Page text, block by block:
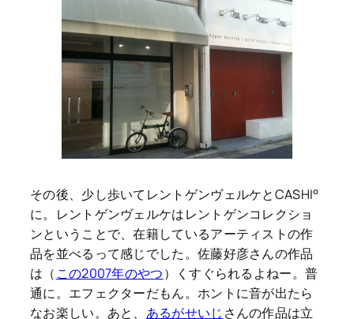
その後、少し歩いてレントゲンヴェルケとCASHI°
に。レントゲンヴェルケはレントゲンコレクショ
ンということで、在籍しているアーティストの作
品を並べるって感じでした。佐藤好彦さんの作品
は（ この2007年のやつ）くすぐられるよねー。普
通に。エフェクターだもん。ホントに音が出たら
なお楽しい。あと、 あるがせいじ さんの作品は立